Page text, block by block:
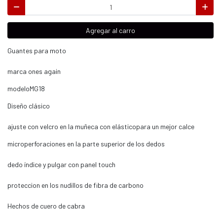
Agregar al carro
Guantes para moto
marca ones again
modeloMG18
Diseño clásico
ajuste con velcro en la muñeca con elásticopara un mejor calce
microperforaciones en la parte superior de los dedos
dedo índice y pulgar con panel touch
proteccion en los nudillos de fibra de carbono
Hechos de cuero de cabra